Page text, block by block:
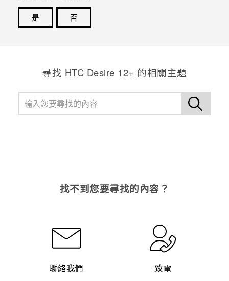
是
否
尋找 HTC Desire 12+ 的相關主題
找不到您要尋找的內容？
聯絡我們 致電